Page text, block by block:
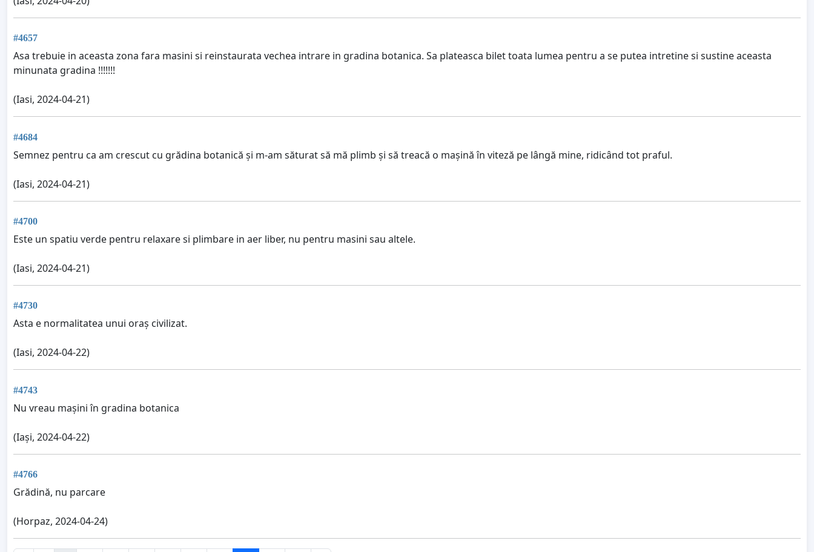
#4657
Asa trebuie in aceasta zona fara masini si reinstaurata vechea intrare in gradina botanica. Sa plateasca bilet toata lumea pentru a se putea intretine si sustine aceasta
minunata gradina !!!!!!!
(Iasi, 2024-04-21)
#4684
Semnez pentru ca am crescut cu grădina botanică și m-am săturat să mă plimb și să treacă o mașină în viteză pe lângă mine, ridicând tot praful.
(Iasi, 2024-04-21)
#4700
Este un spatiu verde pentru relaxare si plimbare in aer liber, nu pentru masini sau altele.
(Iasi, 2024-04-21)
#4730
Asta e normalitatea unui oraș civilizat.
(Iasi, 2024-04-22)
#4743
Nu vreau mașini în gradina botanica
(Iași, 2024-04-22)
#4766
Grădină, nu parcare
(Horpaz, 2024-04-24)